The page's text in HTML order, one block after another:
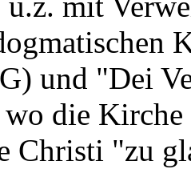
und "Dei
die
Christi "zu